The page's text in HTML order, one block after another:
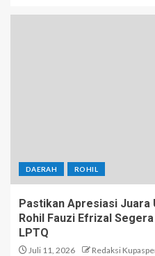
DAERAH ROHIL
Pastikan Apresiasi Juara
Rohil Fauzi Efrizal
LPTQ
Juli 11, 2026 Redaksi